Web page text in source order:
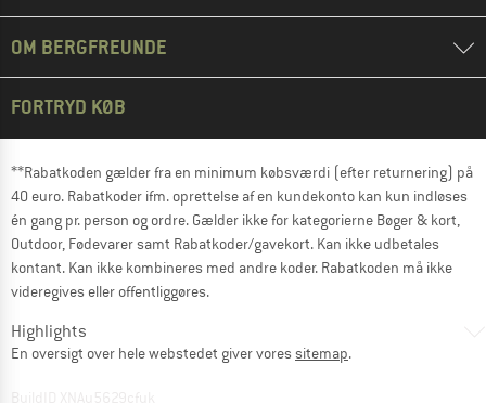
OM BERGFREUNDE
FORTRYD KØB
**Rabatkoden gælder fra en minimum købsværdi (efter returnering) på
40 euro. Rabatkoder ifm. oprettelse af en kundekonto kan kun indløses
én gang pr. person og ordre. Gælder ikke for kategorierne Bøger & kort,
Outdoor, Fødevarer samt Rabatkoder/gavekort. Kan ikke udbetales
kontant. Kan ikke kombineres med andre koder. Rabatkoden må ikke
videregives eller offentliggøres.
Highlights
En oversigt over hele webstedet giver voressitemap.